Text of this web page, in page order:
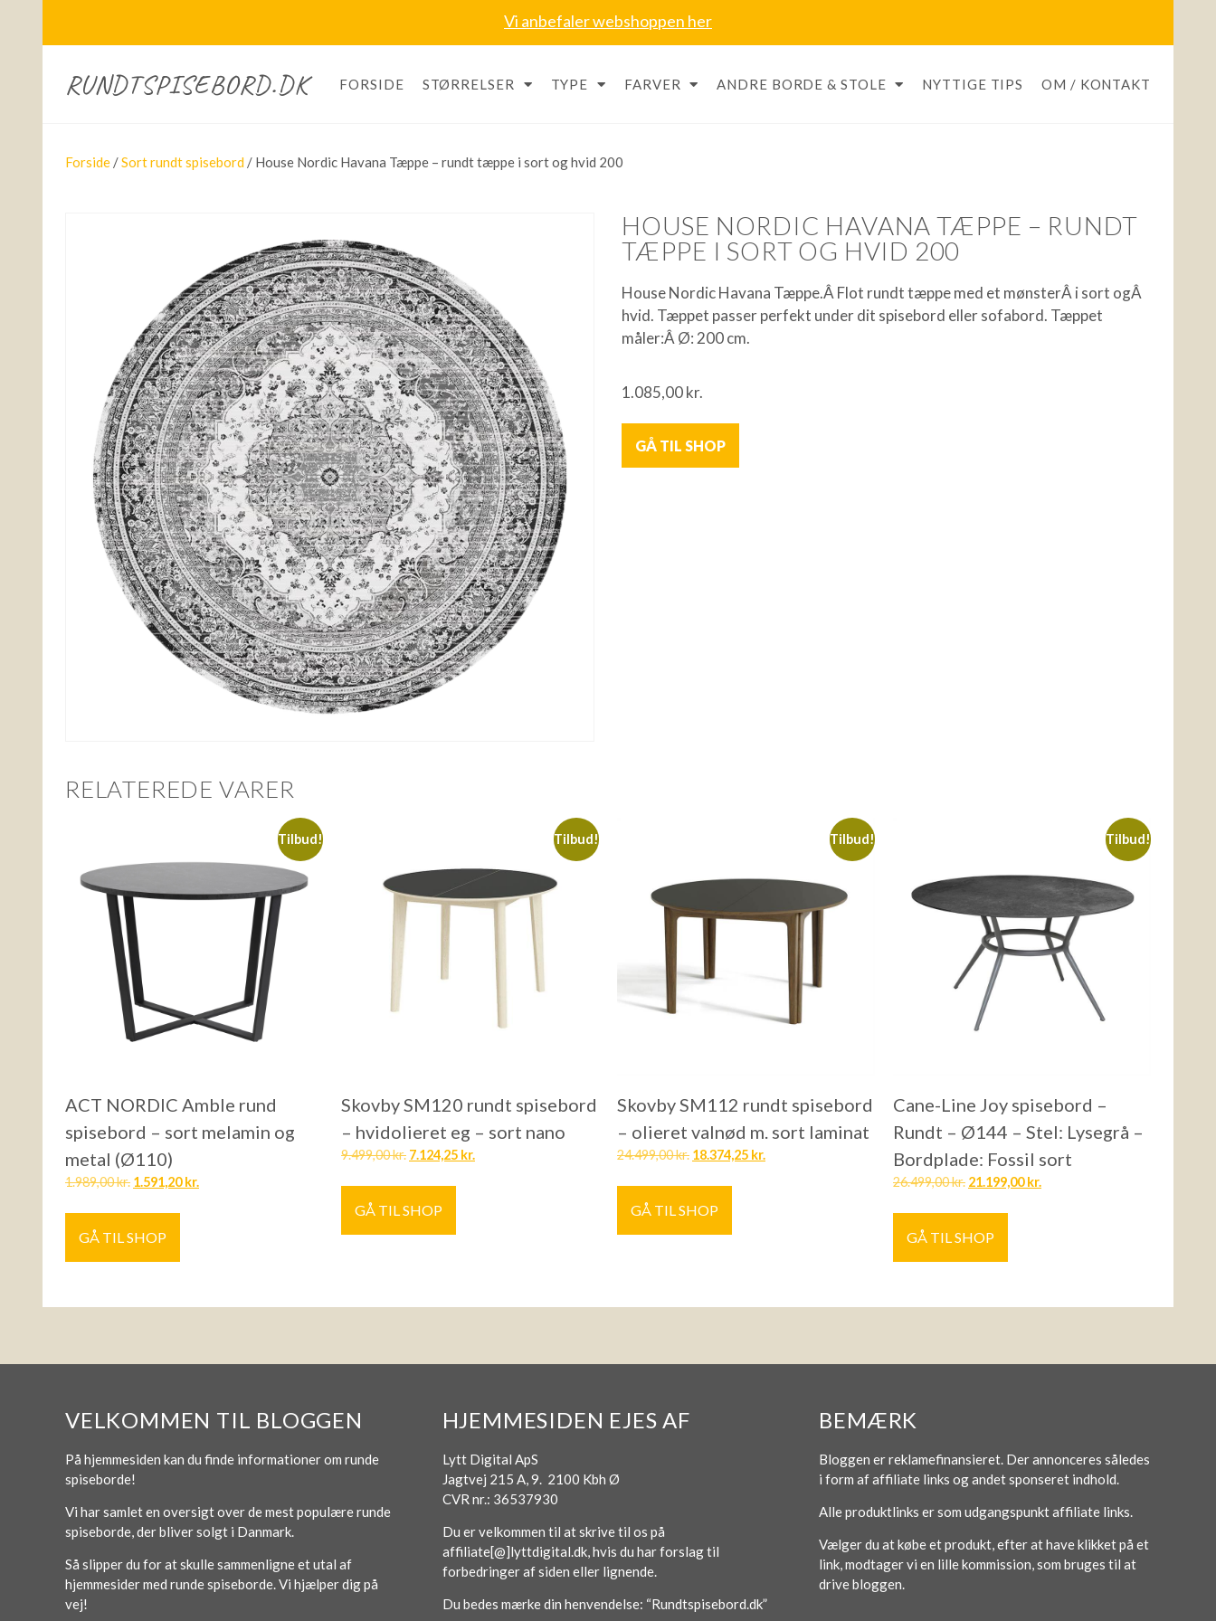
Vi anbefaler webshoppen her
RUNDTSPISEBORD.DK FORSIDE STØRRELSER TYPE FARVER ANDRE BORDE & STOLE NYTTIGE TIPS OM / KONTAKT
Forside /Sort rundt spisebord / House Nordic Havana Tæppe – rundt tæppe i sort og hvid 200
HOUSE NORDIC HAVANA TÆPPE – RUNDT
TÆPPE I SORT OG HVID 200
House Nordic Havana Tæppe.Â Flot rundt tæppe med et mønsterÂ i sort ogÂ
hvid. Tæppet passer perfekt under dit spisebord eller sofabord. Tæppet
måler:Â Ø: 200 cm.
1.085,00kr.
GÅ TIL SHOP
RELATEREDE VARER
Tilbud!
ACT NORDIC Amble rund
spisebord – sort melamin og
metal (Ø110)
1.989,00kr. 1.591,20kr.
GÅ TIL SHOP
Tilbud!
Skovby SM120 rundt spisebord
– hvidolieret eg – sort nano
9.499,00kr. 7.124,25 kr.
GÅ TIL SHOP
Tilbud!
Skovby SM112 rundt spisebord
– olieret valnød m. sort laminat
24.499,00kr. 18.374,25 kr.
GÅ TIL SHOP
Tilbud!
Cane-Line Joy spisebord –
Rundt – Ø144 – Stel: Lysegrå –
Bordplade: Fossil sort
26.499,00kr. 21.199,00kr.
GÅ TIL SHOP
VELKOMMEN TIL BLOGGEN
På hjemmesiden kan du finde informationer om runde
spiseborde!
Vi har samlet en oversigt over de mest populære runde
spiseborde, der bliver solgt i Danmark.
Så slipper du for at skulle sammenligne et utal af
hjemmesider med runde spiseborde. Vi hjælper dig på
vej!
HJEMMESIDEN EJES AF
Lytt Digital ApS
Jagtvej 215 A, 9. 2100 Kbh Ø
CVR nr.: 36537930
Du er velkommen til at skrive til os på
affiliate[@]lyttdigital.dk, hvis du har forslag til
forbedringer af siden eller lignende.
Du bedes mærke din henvendelse: “Rundtspisebord.dk”
BEMÆRK
Bloggen er reklamefinansieret. Der annonceres således
i form af affiliate links og andet sponseret indhold.
Alle produktlinks er som udgangspunkt affiliate links.
Vælger du at købe et produkt, efter at have klikket på et
link, modtager vi en lille kommission, som bruges til at
drive bloggen.